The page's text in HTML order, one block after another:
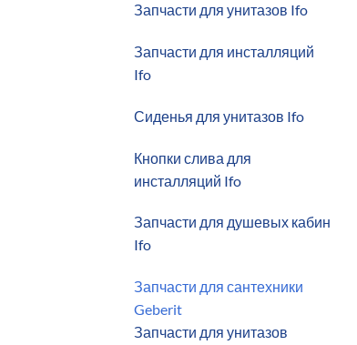
Запчасти для унитазов Ifo
Запчасти для инсталляций
Ifo
Сиденья для унитазов Ifo
Кнопки слива для
инсталляций Ifo
Запчасти для душевых кабин
Ifo
Запчасти для сантехники
Geberit
Запчасти для унитазов